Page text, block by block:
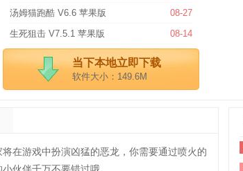
08-27
汤姆猫跑酷 V6.6 苹果版
08-14
生死狙击 V7.5.1 苹果版
当下本地立即下载
软件大小：149.6M
在游戏中扮演凶猛的恶龙，你需要通过喷火的